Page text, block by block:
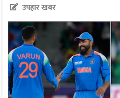
उपहार खबर